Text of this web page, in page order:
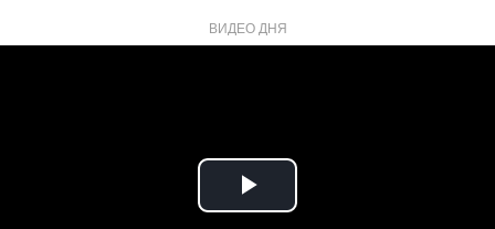
ВИДЕО ДНЯ
Play